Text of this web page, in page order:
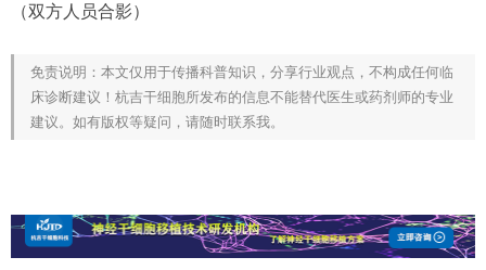
（双方人员合影）
免责说明：本文仅用于传播科普知识，分享行业观点，不构成任何临
床诊断建议！杭吉干细胞所发布的信息不能替代医生或药剂师的专业
建议。如有版权等疑问，请随时联系我。